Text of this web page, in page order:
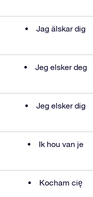
Jag älskar dig
Jeg elsker deg
Jeg elsker dig
Ik hou van je
Kocham cię